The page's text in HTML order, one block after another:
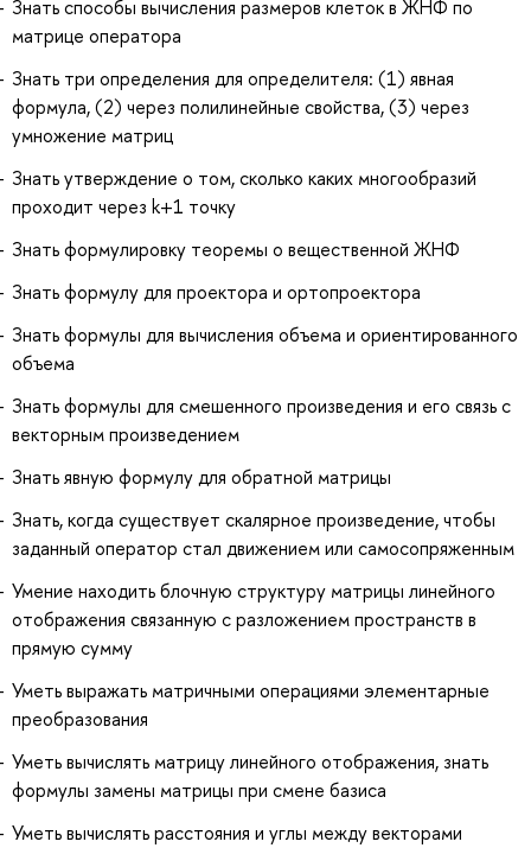
Знать способы вычисления размеров клеток в ЖНФ по
матрице оператора
Знать три определения для определителя: (1) явная
формула, (2) через полилинейные свойства, (3) через
умножение матриц
Знать утверждение о том, сколько каких многообразий
проходит через k+1 точку
Знать формулировку теоремы о вещественной ЖНФ
Знать формулу для проектора и ортопроектора
Знать формулы для вычисления объема и ориентированного
объема
Знать формулы для смешенного произведения и его связь с
векторным произведением
Знать явную формулу для обратной матрицы
Знать, когда существует скалярное произведение, чтобы
заданный оператор стал движением или самосопряженным
Умение находить блочную структуру матрицы линейного
отображения связанную с разложением пространств в
прямую сумму
Уметь выражать матричными операциями элементарные
преобразования
Уметь вычислять матрицу линейного отображения, знать
формулы замены матрицы при смене базиса
Уметь вычислять расстояния и углы между векторами